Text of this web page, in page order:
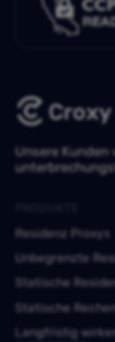
Unsere
Residenz Proxys
Unbegrenzte
Statische
Statische
Langfristig